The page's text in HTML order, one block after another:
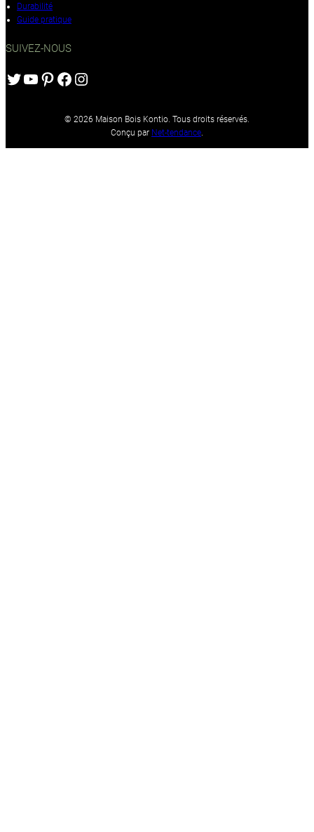
Durabilité
Guide pratique
SUIVEZ-NOUS
Twitter YouTube Pinterest Facebook Instagram
© 2026 Maison Bois Kontio. Tous droits réservés.
Conçu par Net-tendance.